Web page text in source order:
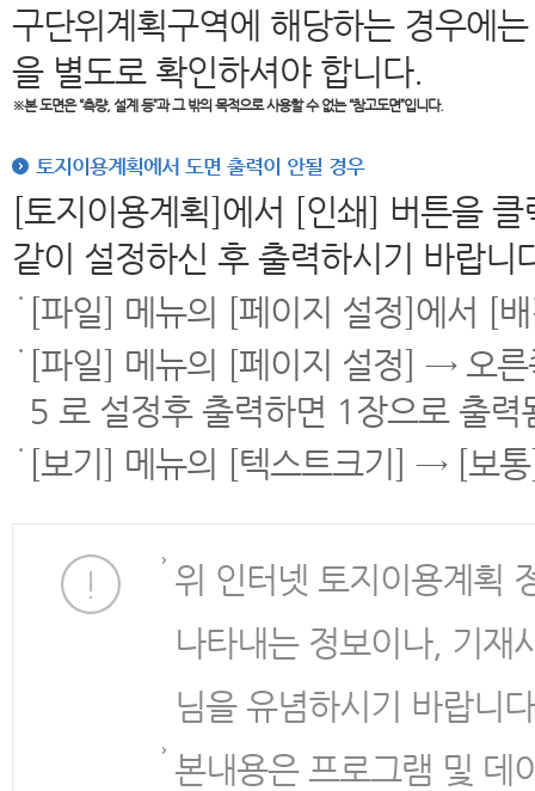
구단위계획구역에 해당하는 경우에
을 별도로 확인하셔야 합니다.
※본 도면은“측량, 설계 등”과 그 밖의 목적으로 사용할 수 없는 “참고도면”입니다.
토지이용계획에서 도면 출력이 안될 경우
[토지이용계획]에서 [인쇄] 버튼을
같이 설정하신 후 출력하시기 바랍니
[파일] 메뉴의 [페이지 설정]에서 [
[파일] 메뉴의 [페이지 설정] → 오
5 로 설정후 출력하면 1장으로 출력
[보기] 메뉴의 [텍스트크기] → [보
위 인터넷 토지이용계획
나타내는 정보이나, 기재
님을 유념하시기 바랍니
본내용은 프로그램 및 데